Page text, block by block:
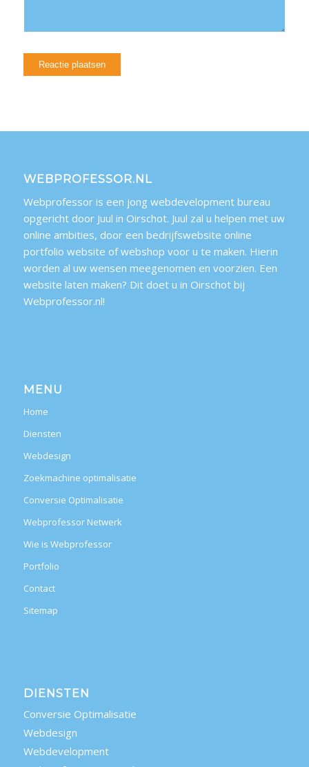
WEBPROFESSOR.NL
Webprofessor is een jong webdevelopment bureau
opgericht door Juul in Oirschot. Juul zal u helpen met uw
online ambities, door een bedrijfswebsite online
portfolio website of webshop voor u te maken. Hierin
worden al uw wensen meegenomen en voorzien. Een
website laten maken? Dit doet u in Oirschot bij
Webprofessor.nl!
MENU
Home
Diensten
Webdesign
Zoekmachine optimalisatie
Conversie Optimalisatie
Webprofessor Netwerk
Wie is Webprofessor
Portfolio
Contact
Sitemap
DIENSTEN
Conversie Optimalisatie
Webdesign
Webdevelopment